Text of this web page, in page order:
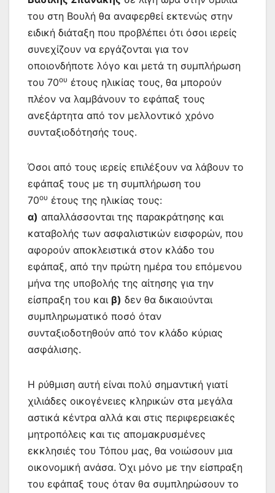
του στη Βουλή θα αναφερθεί εκτενώς στην
ειδική διάταξη που προβλέπει ότι όσοι ιερείς
συνεχίζουν να εργάζονται για τον
οποιονδήποτε λόγο και μετά τη συμπλήρωση
του 70ου έτους ηλικίας τους, θα μπορούν
πλέον να λαμβάνουν το εφάπαξ τους
ανεξάρτητα από τον μελλοντικό χρόνο
συνταξιοδότησής τους.
Όσοι από τους ιερείς επιλέξουν να λάβουν το
εφάπαξ τους με τη συμπλήρωση του
70ου έτους της ηλικίας τους:
α) απαλλάσσονται της παρακράτησης και
καταβολής των ασφαλιστικών εισφορών, που
αφορούν αποκλειστικά στον κλάδο του
εφάπαξ, από την πρώτη ημέρα του επόμενου
μήνα της υποβολής της αίτησης για την
είσπραξη του και β) δεν θα δικαιούνται
συμπληρωματικό ποσό όταν
συνταξιοδοτηθούν από τον κλάδο κύριας
ασφάλισης.
Η ρύθμιση αυτή είναι πολύ σημαντική γιατί
χιλιάδες οικογένειες κληρικών στα μεγάλα
αστικά κέντρα αλλά και στις περιφερειακές
μητροπόλεις και τις απομακρυσμένες
εκκλησιές του Τόπου μας, θα νοιώσουν μια
οικονομική ανάσα. Όχι μόνο με την είσπραξη
του εφάπαξ τους όταν θα συμπληρώσουν το